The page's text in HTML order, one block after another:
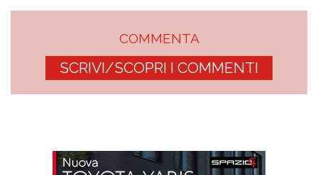
COMMENTA
SCRIVI/SCOPRI I COMMENTI